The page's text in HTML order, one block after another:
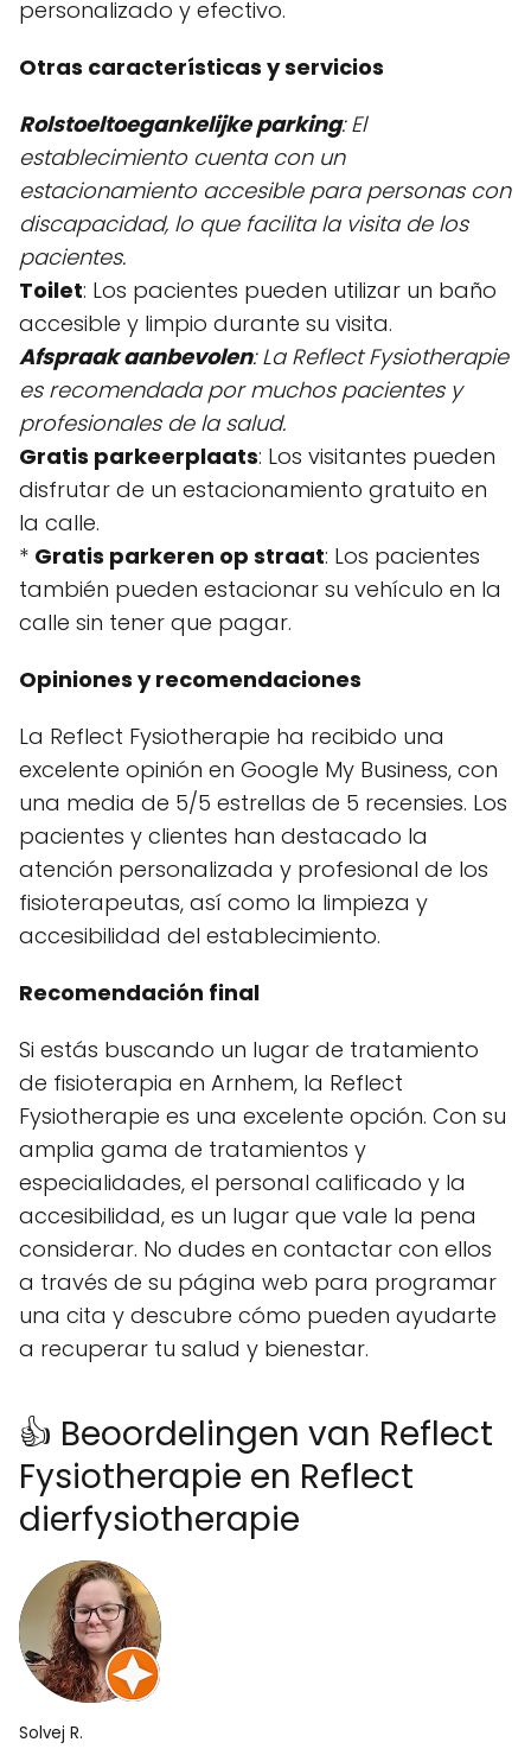
personalizado y efectivo.
Otras características y servicios
Rolstoeltoegankelijke parking: El
establecimiento cuenta con un
estacionamiento accesible para personas con
discapacidad, lo que facilita la visita de los
pacientes.
Toilet: Los pacientes pueden utilizar un baño
accesible y limpio durante su visita.
Afspraak aanbevolen: La Reflect Fysiotherapie
es recomendada por muchos pacientes y
profesionales de la salud.
Gratis parkeerplaats: Los visitantes pueden
disfrutar de un estacionamiento gratuito en
la calle.
* Gratis parkeren op straat: Los pacientes
también pueden estacionar su vehículo en la
calle sin tener que pagar.
Opiniones y recomendaciones
La Reflect Fysiotherapie ha recibido una
excelente opinión en Google My Business, con
una media de 5/5 estrellas de 5 recensies. Los
pacientes y clientes han destacado la
atención personalizada y profesional de los
fisioterapeutas, así como la limpieza y
accesibilidad del establecimiento.
Recomendación final
Si estás buscando un lugar de tratamiento
de fisioterapia en Arnhem, la Reflect
Fysiotherapie es una excelente opción. Con su
amplia gama de tratamientos y
especialidades, el personal calificado y la
accesibilidad, es un lugar que vale la pena
considerar. No dudes en contactar con ellos
a través de su página web para programar
una cita y descubre cómo pueden ayudarte
a recuperar tu salud y bienestar.
👍 Beoordelingen van Reflect
Fysiotherapie en Reflect
dierfysiotherapie
Solvej R.